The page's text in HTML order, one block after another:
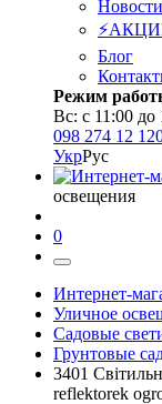
Новости
Блог
Режим
Вс: с 11:00 до
098 274 12 12
УкрРус
освещения
0
Интернет-
Уличное
Садовые
Грунтовые
3401
reflektorek